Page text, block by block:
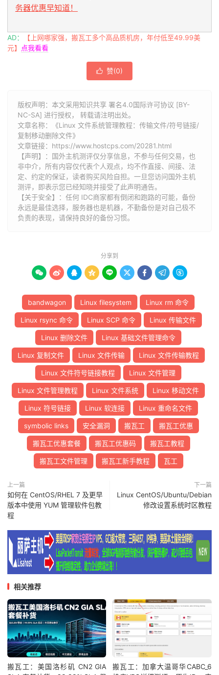
务器优惠早知道！
AD：
【上网哪家强，搬瓦工多个高品质机房，年付低至49.99美
元】
点我看看
 赞(0)
版权声明：本文采用知识共享 署名4.0国际许可协议 [BY-
NC-SA] 进行授权， 转载请注明出处。
文章名称：《Linux 文件系统管理教程：传输文件/符号链接/
复制移动删除文件》
文章链接： https://www.hostcps.com/20281.html
【声明】：国外主机测评仅分享信息，不参与任何交易，也
非中介，所有内容仅代表个人观点，均不作直接、间接、法
定、约定的保证，读者购买风险自担。一旦您访问国外主机
测评，即表示您已经知晓并接受了此声明通告。
【关于安全】：任何 IDC商家都有倒闭和跑路的可能，备份
永远是最佳选择，服务器也是机器，不勤备份是对自己极不
负责的表现，请保持良好的备份习惯。
分享到
        
bandwagon Linux filesystem Linux rm 命令
Linux rsync 命令 Linux SCP 命令 Linux 传输文件
Linux 删除文件 Linux 基础文件管理命令
Linux 复制文件 Linux 文件传输 Linux 文件传输教程
Linux 文件符号链接教程 Linux 文件管理
Linux 文件管理教程 Linux 文件系统 Linux 移动文件
Linux 符号链接 Linux 软连接 Linux 重命名文件
symbolic links 安全漏洞 搬瓦工 搬瓦工优惠
搬瓦工优惠套餐 搬瓦工优惠码 搬瓦工教程
搬瓦工文件管理 搬瓦工新手教程 瓦工
上一篇
如何在 CentOS/RHEL 7 及更早
版本中使用 YUM 管理软件包教
程
下一篇
Linux CentOS/Ubuntu/Debian
修改设置系统时区教程
相关推荐
搬瓦工：美国洛杉矶 CN2 GIA
搬瓦工：加拿大温哥华CABC_6